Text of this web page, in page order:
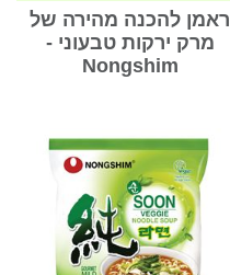
ראמן להכנה מהירה של
מרק ירקות טבעוני -
Nongshim